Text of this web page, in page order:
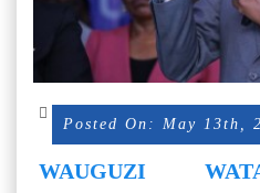
Posted On: May 13th,
WAUGUZI